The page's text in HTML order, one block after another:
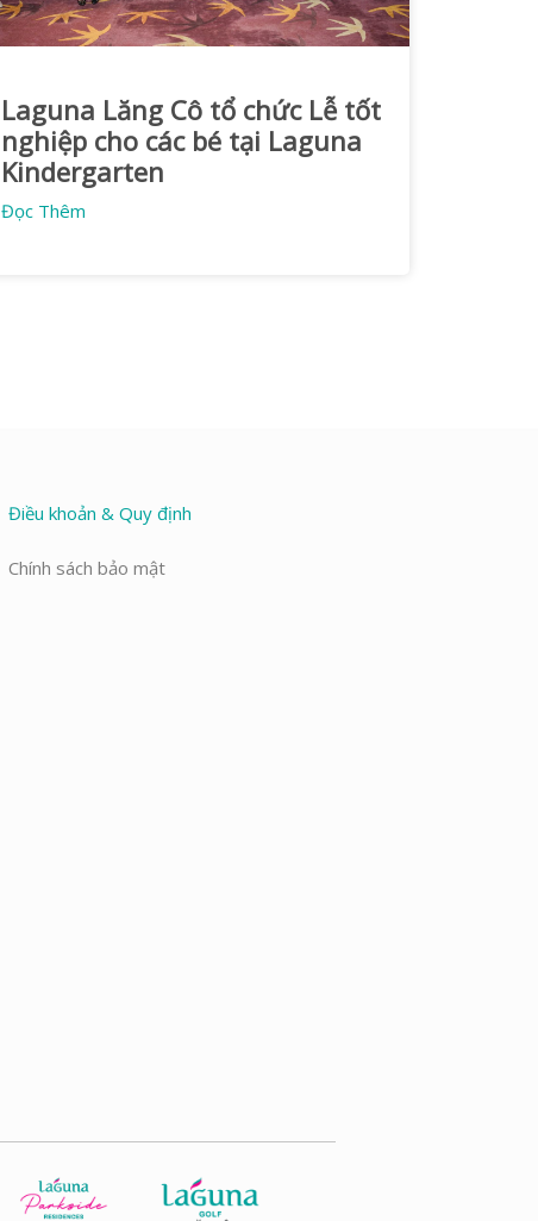
Laguna Lăng Cô tổ chức Lễ tốt
nghiệp cho các bé tại Laguna
Kindergarten
Đọc Thêm
Điều khoản & Quy định
Chính sách bảo mật